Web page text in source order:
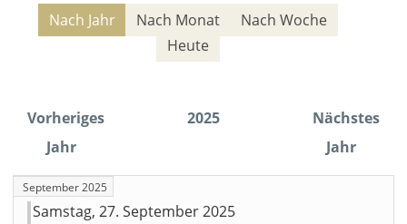
Nach Jahr Nach Monat
Nach Woche
Heute
Vorheriges
Jahr
2025
Nächstes
Jahr
September 2025
Samstag, 27. September 2025